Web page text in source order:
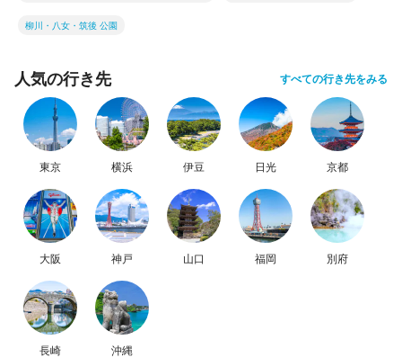
柳川・八女・筑後 公園
人気の行き先 すべての行き先をみる
東京 横浜 伊豆 日光 京都
大阪 神戸 山口 福岡 別府
長崎 沖縄